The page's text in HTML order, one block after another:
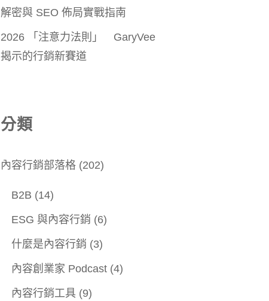
解密與 SEO 佈局實戰指南
2026 「注意力法則」 GaryVee
揭示的行銷新賽道
分類
內容行銷部落格 (202)
B2B (14)
ESG 與內容行銷 (6)
什麼是內容行銷 (3)
內容創業家 Podcast (4)
內容行銷工具 (9)